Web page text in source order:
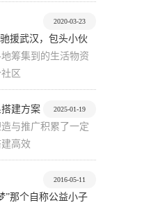
2020-03-23
援武汉，包头小伙
筹集到的生活物资
区
2025-01-19
建方案
与推广积累了一定
高效
2016-05-11
”那个自称公益小子